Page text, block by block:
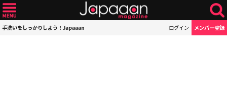
手洗いをしっかりしよう！Japaaan ログイン メンバー登録